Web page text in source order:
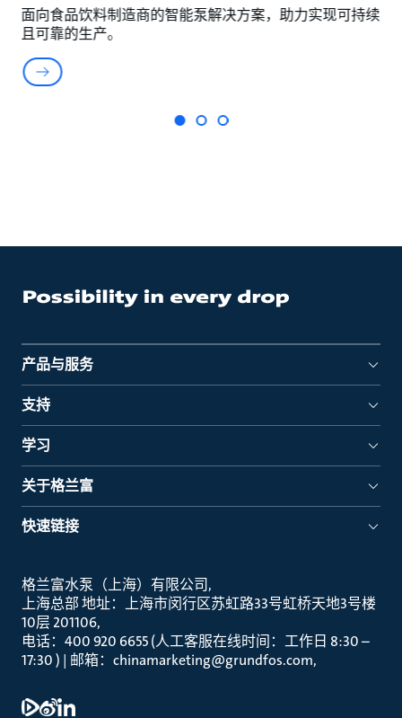
面向食品饮料制造商的智能泵解决方案，助力实现可持续
且可靠的生产。
产品与服务
支持
学习
关于格兰富
快速链接
格兰富水泵（上海）有限公司
上海总部 地址：上海市闵行区苏虹路33号虹桥天地3号楼
10层 201106
电话：400 920 6655 (人工客服在线时间：工作日 8:30 –
17:30 ) | 邮箱：chinamarketing@grundfos.com